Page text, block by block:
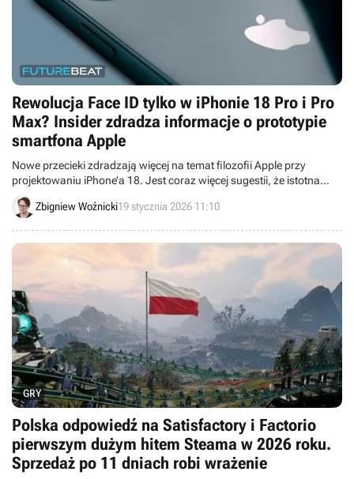
Rewolucja Face ID tylko w iPhonie 18 Pro i Pro
Max? Insider zdradza informacje o prototypie
smartfona Apple
Nowe przecieki zdradzają więcej na temat filozofii Apple przy
projektowaniu iPhone’a 18. Jest coraz więcej sugestii, że istotna
zmiana pojawi się wyłącznie w modelach Pro i Pro Max.
Zbigniew Woźnicki19 stycznia 2026 11:10
GRY
Polska odpowiedź na Satisfactory i Factorio
pierwszym dużym hitem Steama w 2026 roku.
Sprzedaż po 11 dniach robi wrażenie